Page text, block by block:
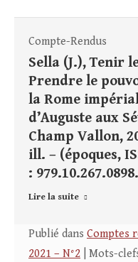
Compte-Rendus
Sella (J.), Tenir
Prendre le
la Rome
d’Auguste aux
Champ Vallon,
ill. – (époques,
:
Lire la suite
Publié dans Comptes
2021 – N°2 | Mots-